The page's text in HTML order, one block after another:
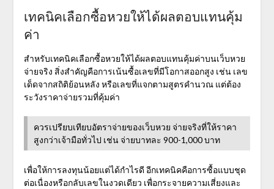
เทคนิคเลือกซื้อหวยให้ได้ผลตอบแทนคุ้ม
ค่า
สำหรับเทคนิคเลือกซื้อหวยให้ได้ผลตอบแทนคุ้มค่าบนเว็บหวย
จ่ายจริง สิ่งสำคัญคือการเน้นซื้อเลขที่มีโอกาสออกสูง เช่น เลข
เด็ดจากสถิติย้อนหลัง หรือเลขที่แจกตามสูตรคำนวณ แต่ต้อง
ระวังราคาจ่ายรวมที่คุ้มค่า
ควรเปรียบเทียบอัตราจ่ายของเว็บหวย จ่ายจริงที่ให้ราคา
สูงกว่าเจ้ามือทั่วไป เช่น จ่ายบาทละ 900-1,000 บาท
เพื่อให้การลงทุนน้อยแต่ได้กำไรดี อีกเทคนิคคือการซื้อแบบชุด
ต่อเนื่องหรือกลับเลขในงวดเดียว เพื่อกระจายความเสี่ยงและ